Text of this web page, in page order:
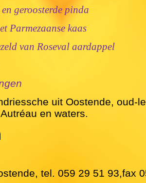
geroosterde pinda
Parmezaanse kaas
van Roseval aardappel
uit Oostende, oud-
en waters.
tel. 059 29 51 93,fax